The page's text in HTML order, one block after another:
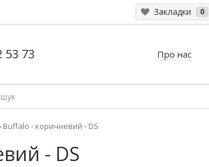
Закладки 0
53 73 Про нас
- коричневий - DS
- DS